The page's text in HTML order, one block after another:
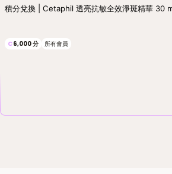
積分兌換 | Cetaphil 透亮抗敏全效淨斑精華 30
C6,000分 所有會員